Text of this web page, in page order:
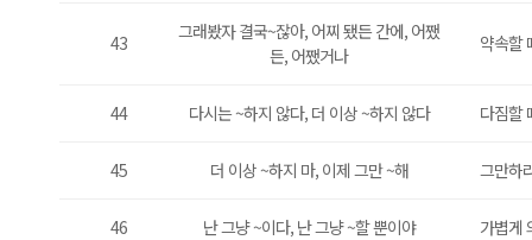
43
그래봤자 결국~잖아, 어찌 됐든 간에, 어쨌
든, 어쨌거나
약속할
44 다시는 ~하지 않다, 더 이상 ~하지 않다 다짐할
45 더 이상 ~하지 마, 이제 그만 ~해 그만하
46 난 그냥 ~이다, 난 그냥 ~할 뿐이야 가볍게